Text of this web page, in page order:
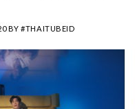
BY#THAITUBEID